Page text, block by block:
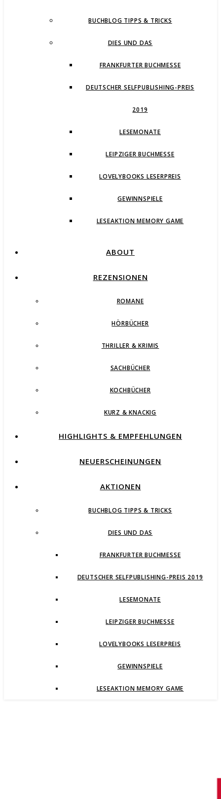
BUCHBLOG TIPPS & TRICKS
DIES UND DAS
FRANKFURTER BUCHMESSE
DEUTSCHER SELFPUBLISHING-PREIS
2019
LESEMONATE
LEIPZIGER BUCHMESSE
LOVELYBOOKS LESERPREIS
GEWINNSPIELE
LESEAKTION MEMORY GAME
ABOUT
REZENSIONEN
ROMANE
HÖRBÜCHER
THRILLER & KRIMIS
SACHBÜCHER
KOCHBÜCHER
KURZ & KNACKIG
HIGHLIGHTS & EMPFEHLUNGEN
NEUERSCHEINUNGEN
AKTIONEN
BUCHBLOG TIPPS & TRICKS
DIES UND DAS
FRANKFURTER BUCHMESSE
DEUTSCHER SELFPUBLISHING-PREIS 2019
LESEMONATE
LEIPZIGER BUCHMESSE
LOVELYBOOKS LESERPREIS
GEWINNSPIELE
LESEAKTION MEMORY GAME